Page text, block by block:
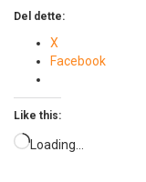
Del dette:
X
Facebook
Like this:
Loading…